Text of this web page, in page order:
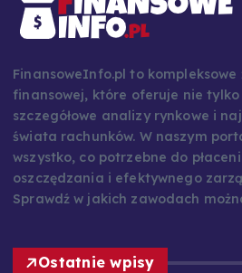
FinansoweInfo.pl to kompleksowe
finansowej, które oferuje nie
szczegółowe analizy rynkowe i
świata rachunków. W naszym
wszystko, co potrzebne do
oszczędzania i efektywnego
Sprawdź w jakich zawodach
Ostatnie wpisy